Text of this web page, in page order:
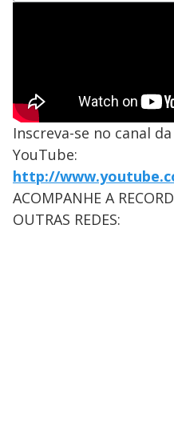
Inscreva-se no canal
YouTube:
http://
ACOMPANHE A
OUTRAS REDES: